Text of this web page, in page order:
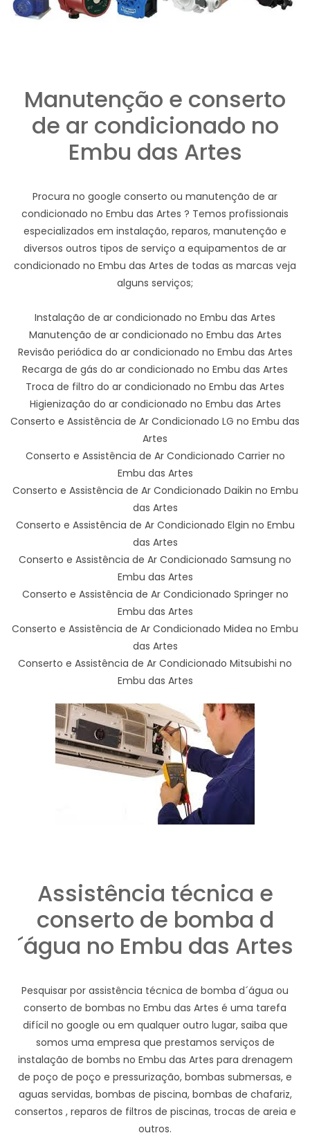
Manutenção e conserto
de ar condicionado no
Embu das Artes
Procura no google conserto ou manutenção de ar
condicionado no Embu das Artes ? Temos profissionais
especializados em instalação, reparos, manutenção e
diversos outros tipos de serviço a equipamentos de ar
condicionado no Embu das Artes de todas as marcas veja
alguns serviços;
Instalação de ar condicionado no Embu das Artes
Manutenção de ar condicionado no Embu das Artes
Revisão periódica do ar condicionado no Embu das Artes
Recarga de gás do ar condicionado no Embu das Artes
Troca de filtro do ar condicionado no Embu das Artes
Higienização do ar condicionado no Embu das Artes
Conserto e Assistência de Ar Condicionado LG no Embu das
Artes
Conserto e Assistência de Ar Condicionado Carrier no
Embu das Artes
Conserto e Assistência de Ar Condicionado Daikin no Embu
das Artes
Conserto e Assistência de Ar Condicionado Elgin no Embu
das Artes
Conserto e Assistência de Ar Condicionado Samsung no
Embu das Artes
Conserto e Assistência de Ar Condicionado Springer no
Embu das Artes
Conserto e Assistência de Ar Condicionado Midea no Embu
das Artes
Conserto e Assistência de Ar Condicionado Mitsubishi no
Embu das Artes
Assistência técnica e
conserto de bomba d
´água no Embu das Artes
Pesquisar por assistência técnica de bomba d´água ou
conserto de bombas no Embu das Artes é uma tarefa
difícil no google ou em qualquer outro lugar, saiba que
somos uma empresa que prestamos serviços de
instalação de bombs no Embu das Artes para drenagem
de poço de poço e pressurização, bombas submersas, e
aguas servidas, bombas de piscina, bombas de chafariz,
consertos , reparos de filtros de piscinas, trocas de areia e
outros.